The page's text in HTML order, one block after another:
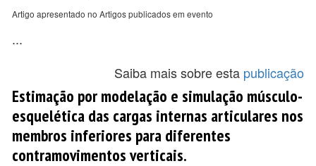
Artigo apresentado no Artigos publicados em evento
...
Saiba mais sobre esta publicação
Estimação por modelação e simulação músculo-
esquelética das cargas internas articulares nos
membros inferiores para diferentes
contramovimentos verticais.